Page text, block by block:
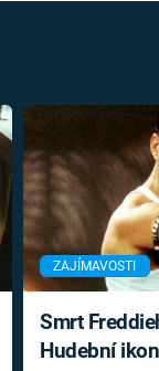
ZAJÍMAVOSTI
Smrt
Hudební